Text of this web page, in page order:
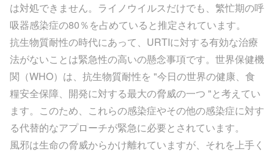
は対処できません。ライノウイルスだけでも、繁忙期の呼
吸器感染症の80％を占めていると推定されています。
抗生物質耐性の時代にあって、URTIに対する有効な治療
法がないことは緊急性の高いの懸念事項です。世界保健機
関（WHO）は、抗生物質耐性を "今日の世界の健康、食
糧安全保障、開発に対する最大の脅威の一つ "と考えてい
ます。このため、これらの感染症やその他の感染症に対す
る代替的なアプローチが緊急に必要とされています。
風邪は生命の脅威からかけ離れていますが、それを上手く